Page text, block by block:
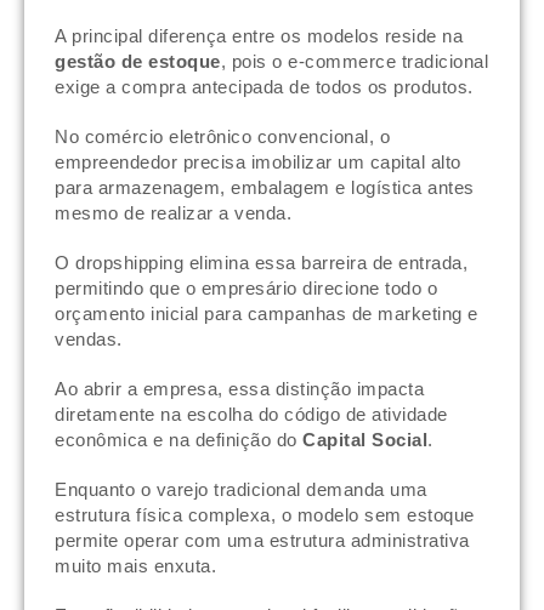
A principal diferença entre os modelos reside na
gestão de estoque, pois o e-commerce tradicional
exige a compra antecipada de todos os produtos.
No comércio eletrônico convencional, o
empreendedor precisa imobilizar um capital alto
para armazenagem, embalagem e logística antes
mesmo de realizar a venda.
O dropshipping elimina essa barreira de entrada,
permitindo que o empresário direcione todo o
orçamento inicial para campanhas de marketing e
vendas.
Ao abrir a empresa, essa distinção impacta
diretamente na escolha do código de atividade
econômica e na definição do Capital Social.
Enquanto o varejo tradicional demanda uma
estrutura física complexa, o modelo sem estoque
permite operar com uma estrutura administrativa
muito mais enxuta.